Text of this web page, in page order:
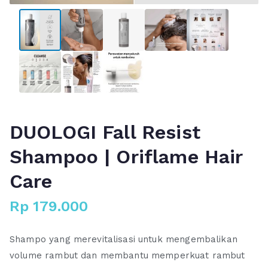
DUOLOGI Fall Resist
Shampoo | Oriflame Hair
Care
Rp 179.000
Shampo yang merevitalisasi untuk mengembalikan
volume rambut dan membantu memperkuat rambut